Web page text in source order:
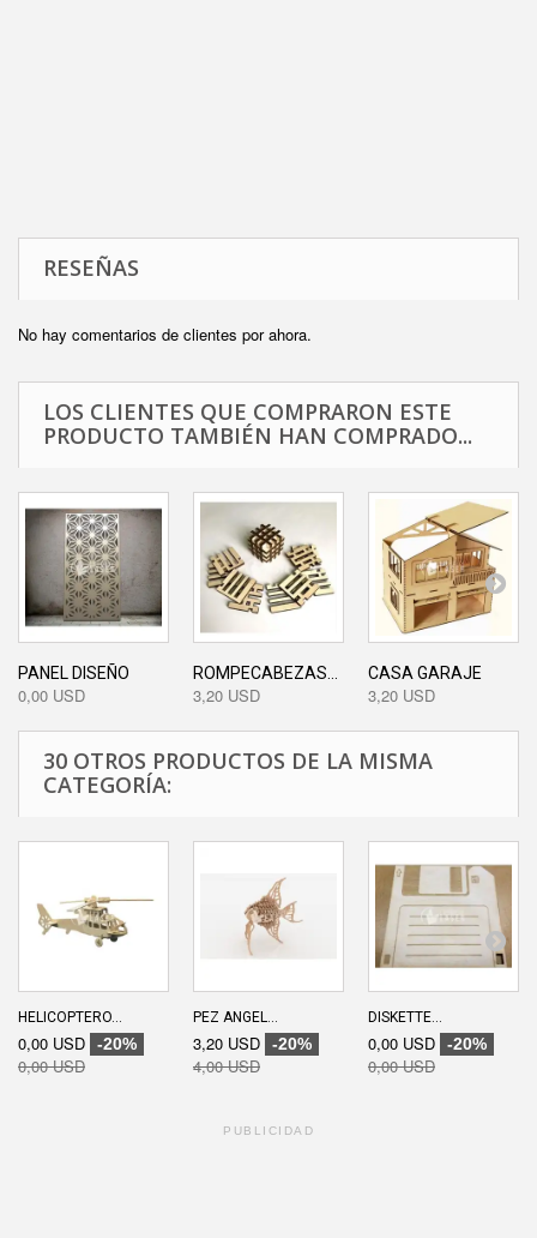
RESEÑAS
No hay comentarios de clientes por ahora.
LOS CLIENTES QUE COMPRARON ESTE
PRODUCTO TAMBIÉN HAN COMPRADO...
PANEL DISEÑO
0,00 USD
ROMPECABEZAS...
3,20 USD
CASA GARAJE
3,20 USD
30 OTROS PRODUCTOS DE LA MISMA
CATEGORÍA:
HELICOPTERO...
0,00 USD -20%
0,00 USD
PEZ ANGEL...
3,20 USD -20%
4,00 USD
DISKETTE...
0,00 USD -20%
0,00 USD
PUBLICIDAD